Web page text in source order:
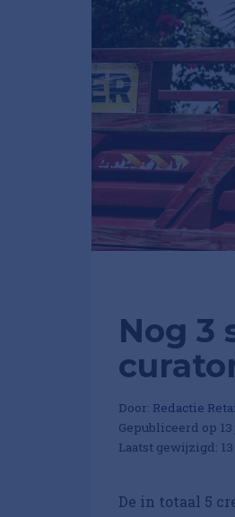
Nog 3
Door: Redactie
Gepubliceerd op
Laatst gewijzigd:
De in totaal 5